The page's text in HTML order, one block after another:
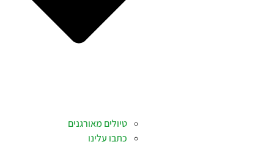
טיולים מאורגנים
כתבו עלינו